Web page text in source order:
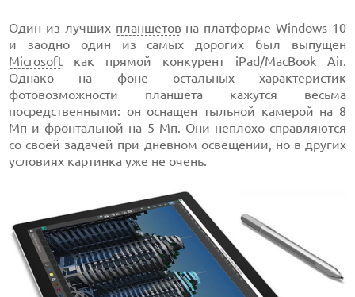
Один из лучших планшетов на платформе Windows 10
и заодно один из самых дорогих был выпущен
Microsoft как прямой конкурент iPad/MacBook Air.
Однако на фоне остальных характеристик
фотовозможности планшета кажутся весьма
посредственными: он оснащен тыльной камерой на 8
Мп и фронтальной на 5 Мп. Они неплохо справляются
со своей задачей при дневном освещении, но в других
условиях картинка уже не очень.